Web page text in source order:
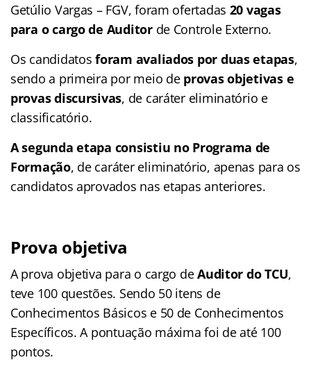
Getúlio Vargas – FGV, foram ofertadas 20 vagas
para o cargo de Auditorde Controle Externo.
Os candidatosforam avaliados por duas etapas,
sendo a primeira por meio de provas objetivas e
provas discursivas, de caráter eliminatório e
classificatório.
A segunda etapa consistiu no Programa de
Formação, de caráter eliminatório, apenas para os
candidatos aprovados nas etapas anteriores.
Prova objetiva
A prova objetiva para o cargo deAuditor do TCU,
teve 100 questões. Sendo 50 itens de
Conhecimentos Básicos e 50 de Conhecimentos
Específicos. A pontuação máxima foi de até 100
pontos.